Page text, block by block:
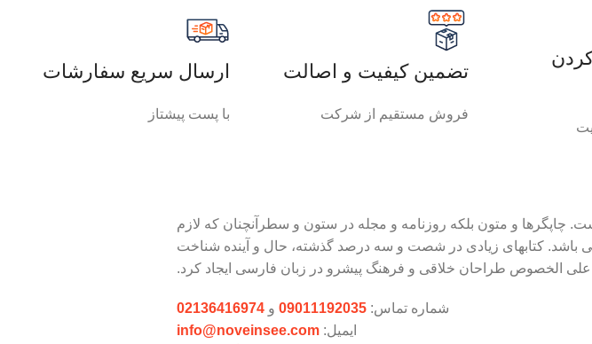
تضمین کیفیت و اصالت
فروش مستقیم از شرکت
ارسال سریع سفارشات
با پست پیشتاز
چاپگرها و متون بلکه روزنامه و مجله در ستون و سطرآنچنان که لازم
می باشد. کتابهای زیادی در شصت و سه درصد گذشته، حال و آینده شناخت
علی الخصوص طراحان خلاقی و فرهنگ پیشرو در زبان فارسی ایجاد کرد.
شماره تماس: 09011192035 و 02136416974
ایمیل: info@noveinsee.com